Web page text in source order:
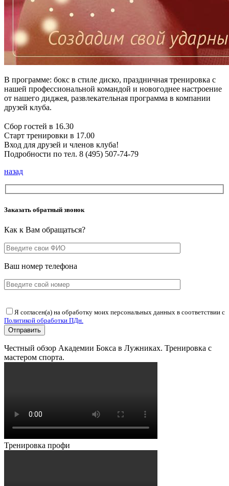
В программе: бокс в стиле диско, праздничная тренировка с
нашей профессиональной командой и новогоднее настроение
от нашего диджея, развлекательная программа в компании
друзей клуба.
Сбор гостей в 16.30
Старт тренировки в 17.00
Вход для друзей и членов клуба!
Подробности по тел. 8 (495) 507-74-79
назад
Заказать обратный звонок
Как к Вам обращаться?
Ваш номер телефона
Я согласен(а) на обработку моих персональных данных в соответствии с
Политикой обработки ПДн.
Честный обзор Академии Бокса в Лужниках. Тренировка с
мастером спорта.
Тренировка профи